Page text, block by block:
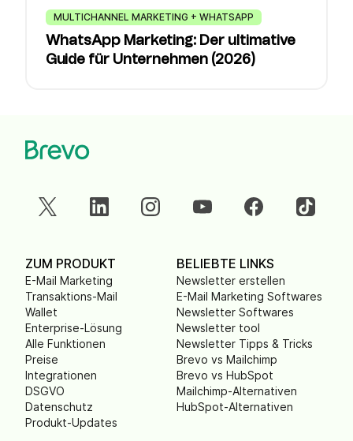
MULTICHANNEL MARKETING + WHATSAPP
WhatsApp Marketing: Der ultimative
Guide für Unternehmen (2026)
ZUM PRODUKT
E-Mail Marketing
Transaktions-Mail
Wallet
Enterprise-Lösung
Alle Funktionen
Preise
Integrationen
DSGVO
Datenschutz
Produkt-Updates
BELIEBTE LINKS
Newsletter erstellen
E-Mail Marketing Softwares
Newsletter Softwares
Newsletter tool
Newsletter Tipps & Tricks
Brevo vs Mailchimp
Brevo vs HubSpot
Mailchimp-Alternativen
HubSpot-Alternativen